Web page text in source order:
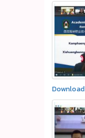
Download